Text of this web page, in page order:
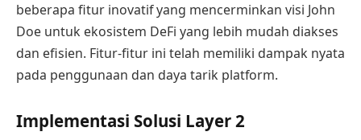
beberapa fitur inovatif yang mencerminkan visi John
Doe untuk ekosistem DeFi yang lebih mudah diakses
dan efisien. Fitur-fitur ini telah memiliki dampak nyata
pada penggunaan dan daya tarik platform.
Implementasi Solusi Layer 2